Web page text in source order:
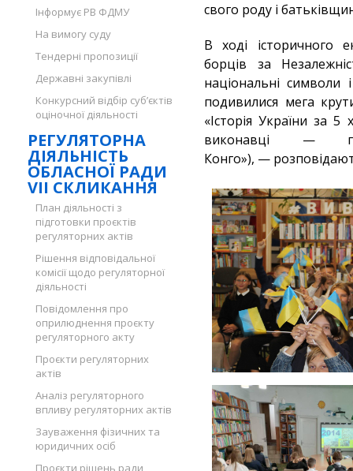
Інформує РВ ФДМУ
На вимогу суду
Тендерні пропозиції
Державні закупівлі
Конкурсний відбір суб’єктів
оціночної діяльності
РЕГУЛЯТОРНА
ДІЯЛЬНІСТЬ
ОБЛАСНОЇ РАДИ
VII СКЛИКАННЯ
План діяльності з
підготовки проєктів
регуляторних актів
Рішення відповідальної
комісії щодо регуляторної
діяльності
Повідомлення про
оприлюднення проєкту
регуляторного акту
Проєкти регуляторних
актів
Аналіз регуляторного
впливу регуляторних актів
Зауваження фізичних та
юридичних осіб
Проєкти рішень ради
свого роду і
В ході історичного
борців за
національні
подивилися мега
«Історія України за
виконавці —
Конго»), —